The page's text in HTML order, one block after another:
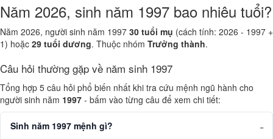
Năm 2026, sinh năm 1997 bao nhiêu tuổi?
Năm 2026, người sinh năm 1997 30 tuổi mụ (cách tính: 2026 - 1997 +
1) hoặc 29 tuổi dương. Thuộc nhóm Trưởng thành.
Câu hỏi thường gặp về năm sinh 1997
Tổng hợp 5 câu hỏi phổ biến nhất khi tra cứu mệnh ngũ hành cho
người sinh năm 1997 - bấm vào từng câu để xem chi tiết:
Sinh năm 1997 mệnh gì?